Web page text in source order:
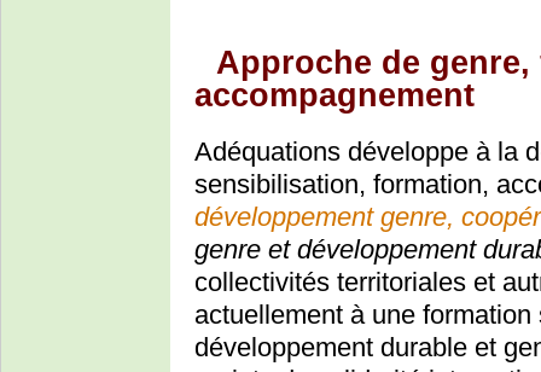
Approche de
accompagnement
Adéquations développe à la
sensibilisation, formation,
développement genre,
genre et développement
collectivités territoriales et
actuellement à une formation
développement durable et